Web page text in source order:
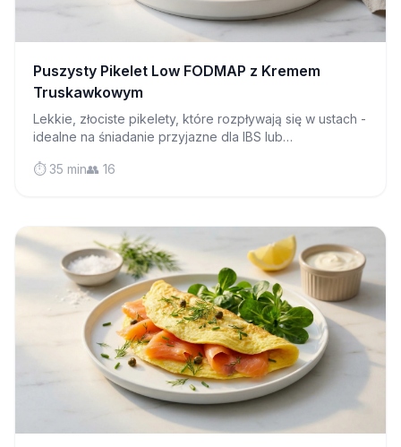
Puszysty Pikelet Low FODMAP z Kremem
Truskawkowym
Lekkie, złociste pikelety, które rozpływają się w ustach -
idealne na śniadanie przyjazne dla IBS lub
⏱️ 35 min👥 16